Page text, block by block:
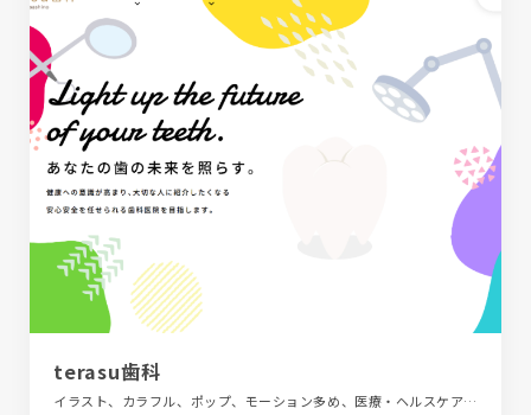
terasu歯科
イラスト、カラフル、ポップ、モーション多め、医療・ヘルスケア、施設・店舗サイト